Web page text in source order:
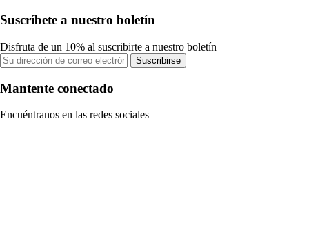
Suscríbete a nuestro boletín
Disfruta de un 10% al suscribirte a nuestro boletín
Suscribirse
Mantente conectado
Encuéntranos en las redes sociales